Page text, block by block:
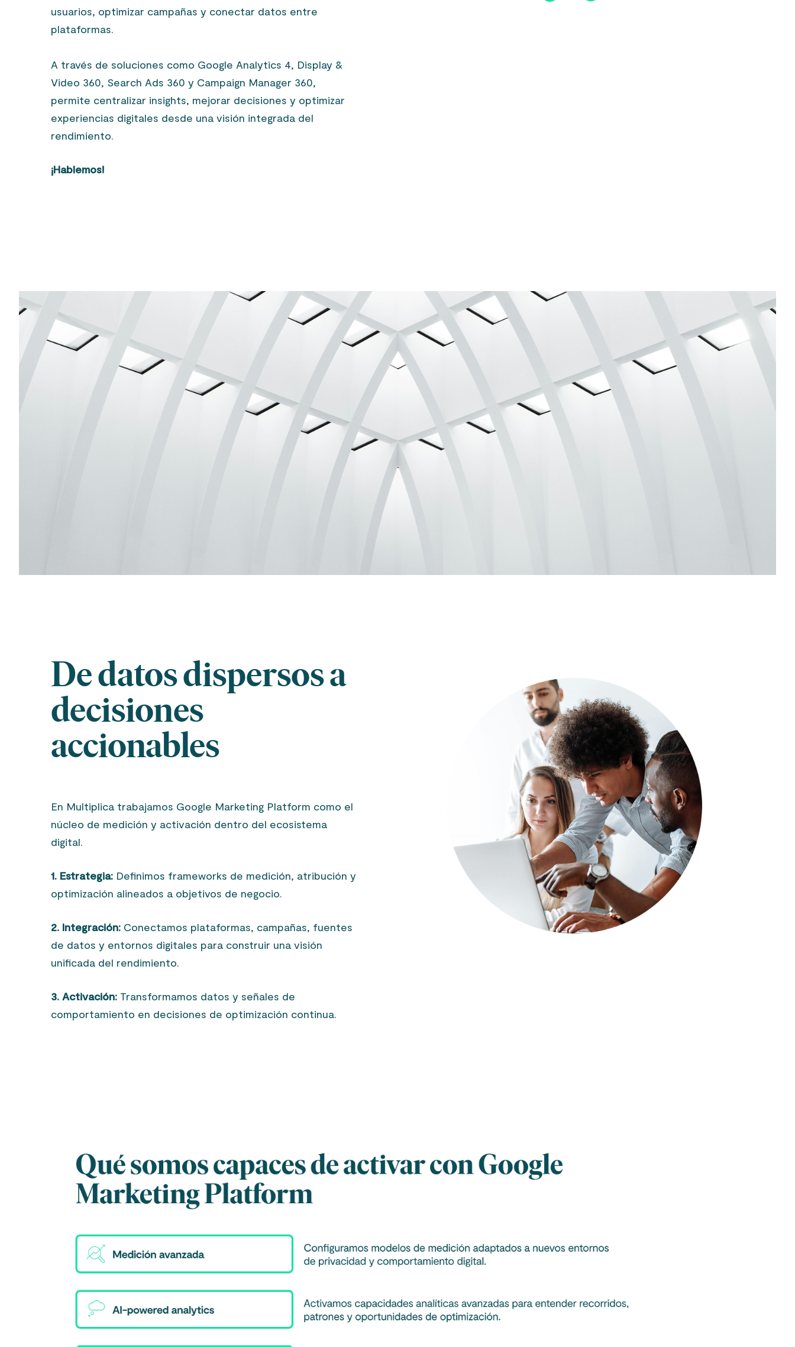
usuarios, optimizar campañas y conectar datos entre
plataformas.
A través de soluciones como Google Analytics 4, Display &
Video 360, Search Ads 360 y Campaign Manager 360,
permite centralizar insights, mejorar decisiones y optimizar
experiencias digitales desde una visión integrada del
rendimiento.
¡Hablemos!
De datos dispersos a
decisiones
accionables
En Multiplica trabajamos Google Marketing Platform como el
núcleo de medición y activación dentro del ecosistema
digital.
1. Estrategia: Definimos frameworks de medición, atribución y
optimización alineados a objetivos de negocio.
2. Integración: Conectamos plataformas, campañas, fuentes
de datos y entornos digitales para construir una visión
unificada del rendimiento.
3. Activación: Transformamos datos y señales de
comportamiento en decisiones de optimización continua.